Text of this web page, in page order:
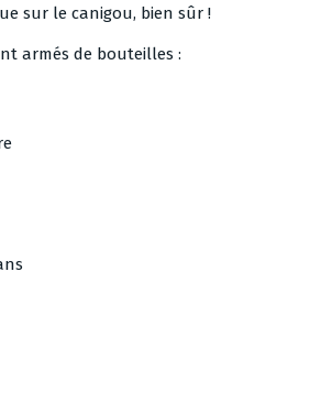
sur le canigou, bien sûr !
armés de bouteilles :